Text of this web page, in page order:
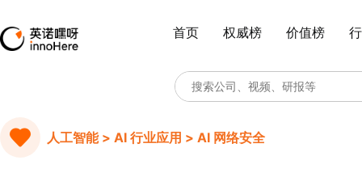
首页 权威榜 价值榜
人工智能 > AI 行业应用 > AI 网络安全